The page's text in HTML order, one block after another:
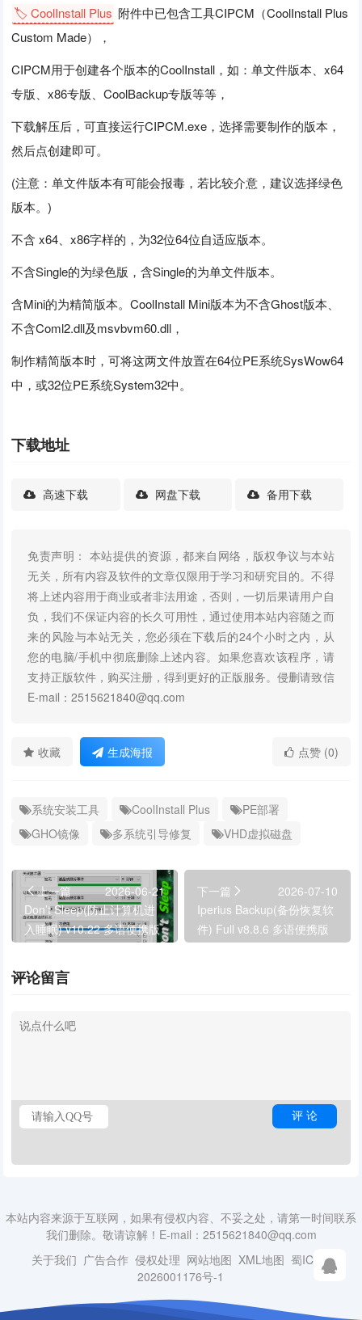
🏷️ CoolInstall Plus 附件中已包含工具CIPCM（CoolInstall Plus
Custom Made），
CIPCM用于创建各个版本的CoolInstall，如：单文件版本、x64
专版、x86专版、CoolBackup专版等等，
下载解压后，可直接运行CIPCM.exe，选择需要制作的版本，
然后点创建即可。
(注意：单文件版本有可能会报毒，若比较介意，建议选择绿色
版本。)
不含 x64、x86字样的，为32位64位自适应版本。
不含Single的为绿色版，含Single的为单文件版本。
含Mini的为精简版本。CoolInstall Mini版本为不含Ghost版本、
不含Coml2.dll及msvbvm60.dll，
制作精简版本时，可将这两文件放置在64位PE系统SysWow64
中，或32位PE系统System32中。
下载地址
高速下载 网盘下载 备用下载
免责声明： 本站提供的资源，都来自网络，版权争议与本站
无关，所有内容及软件的文章仅限用于学习和研究目的。不得
将上述内容用于商业或者非法用途，否则，一切后果请用户自
负，我们不保证内容的长久可用性，通过使用本站内容随之而
来的风险与本站无关，您必须在下载后的24个小时之内，从
您的电脑/手机中彻底删除上述内容。如果您喜欢该程序，请
支持正版软件，购买注册，得到更好的正版服务。侵删请致信
E-mail：2515621840@qq.com
收藏 生成海报 点赞 (0)
系统安装工具 CoolInstall Plus
PE部署
GHO镜像
多系统引导修复 VHD虚拟磁盘
上一篇
2026-06-21
Don’t Sleep(防止计算机进
入睡眠) v10.22 多语便携版
下一篇
2026-07-10
Iperius Backup(备份恢复软
件) Full v8.8.6 多语便携版
评论留言
本站内容来源于互联网，如果有侵权内容、不妥之处，请第一时间联系
我们删除。敬请谅解！E-mail：2515621840@qq.com
关于我们 广告合作 侵权处理 网站地图 XML地图 蜀ICP备
2026001176号-1